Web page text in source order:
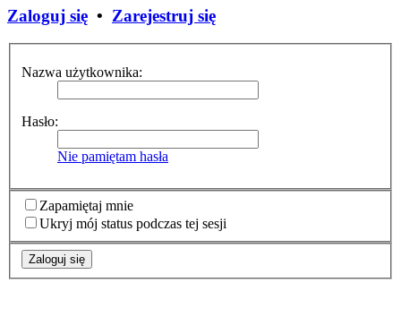
Zaloguj się • Zarejestruj się
Nazwa użytkownika:
Hasło:
Nie pamiętam hasła
Zapamiętaj mnie
Ukryj mój status podczas tej sesji